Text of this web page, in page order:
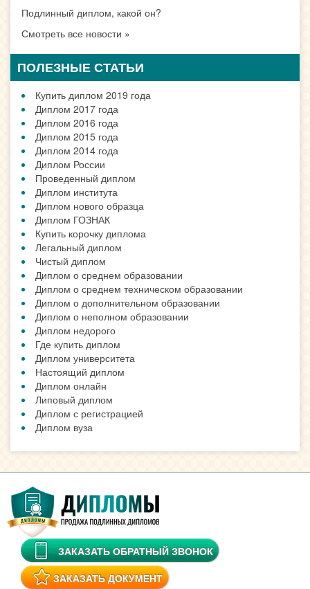
Подлинный диплом, какой он?
Смотреть все новости »
ПОЛЕЗНЫЕ СТАТЬИ
Купить диплом 2019 года
Диплом 2017 года
Диплом 2016 года
Диплом 2015 года
Диплом 2014 года
Диплом России
Проведенный диплом
Диплом института
Диплом нового образца
Диплом ГОЗНАК
Купить корочку диплома
Легальный диплом
Чистый диплом
Диплом о среднем образовании
Диплом о среднем техническом образовании
Диплом о дополнительном образовании
Диплом о неполном образовании
Диплом недорого
Где купить диплом
Диплом университета
Настоящий диплом
Диплом онлайн
Липовый диплом
Диплом с регистрацией
Диплом вуза
ЗАКАЗАТЬ ОБРАТНЫЙ ЗВОНОК
ЗАКАЗАТЬ ДОКУМЕНТ